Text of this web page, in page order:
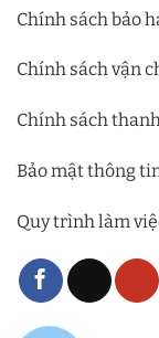
Chính sách bảo
Chính sách vận
Chính sách
Bảo mật thông
Quy trình làm